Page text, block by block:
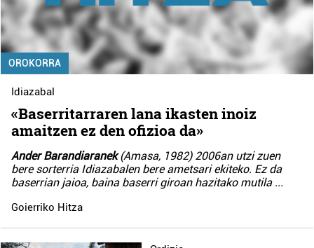
OROKORRA
Idiazabal
«Baserritarraren lana ikasten inoiz
amaitzen ez den ofizioa da»
Ander Barandiaranek(Amasa, 1982) 2006an utzi zuen
bere sorterria Idiazabalen bere ametsari ekiteko. Ez da
baserrian jaioa, baina baserri giroan hazitako mutila ...
Goierriko Hitza